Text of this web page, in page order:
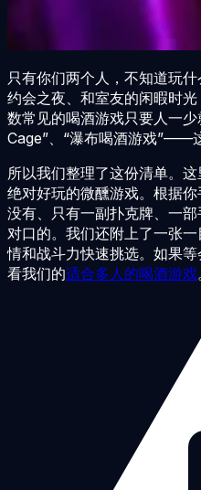
只有你们两个人，不知道玩
约会之夜、和室友的闲暇时
数常见的喝酒游戏只要人一
Cage”、“瀑布喝酒游戏”——
所以我们整理了这份清单。这
绝对好玩的微醺游戏。根据
没有、只有一副扑克牌、一
对口的。我们还附上了一张
情和战斗力快速挑选。如果
看我们的适合多人的喝酒游戏